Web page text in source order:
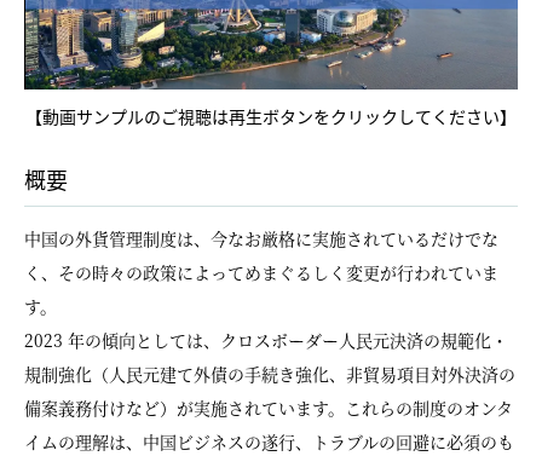
Video
【動画サンプルのご視聴は再生ボタンをクリックしてください】
概要
中国の外貨管理制度は、今なお厳格に実施されているだけでな
く、その時々の政策によってめまぐるしく変更が行われていま
す。
2023 年の傾向としては、クロスボーダー人民元決済の規範化・
規制強化（人民元建て外債の手続き強化、非貿易項目対外決済の
備案義務付けなど）が実施されています。これらの制度のオンタ
イムの理解は、中国ビジネスの遂行、トラブルの回避に必須のも